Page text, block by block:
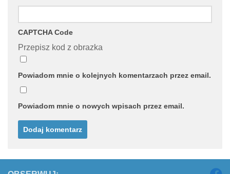
CAPTCHA Code
Przepisz kod z obrazka
Powiadom mnie o kolejnych komentarzach przez email.
Powiadom mnie o nowych wpisach przez email.